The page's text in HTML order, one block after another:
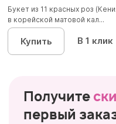
Букет из 11 красных роз
в корейской матовой кал...
Купить В 1 клик
Получите
первый